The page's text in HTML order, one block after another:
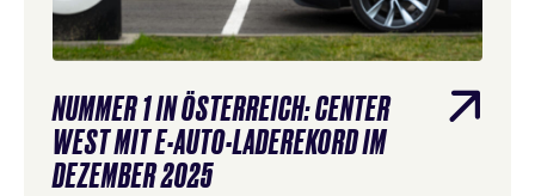
NUMMER 1 IN ÖSTERREICH: CENTER
WEST MIT E-AUTO-LADEREKORD IM
DEZEMBER 2025